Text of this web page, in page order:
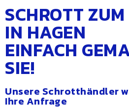
SCHROTT
IN HAGEN
EINFACH
SIE!
Unsere Schrotthändler
Ihre Anfrage